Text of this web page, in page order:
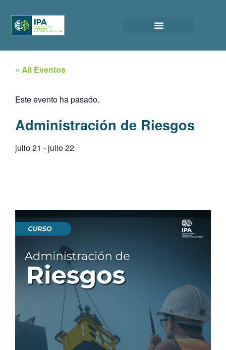
« All Eventos
Este evento ha pasado.
Administración de Riesgos
julio 21 - julio 22